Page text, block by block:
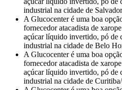
industrial na cidade de
A Glucocenter é uma boa
fornecedor atacadista de
açúcar líquido invertido, pó de
industrial na cidade de Belo
A Glucocenter é uma boa
fornecedor atacadista de
açúcar líquido invertido, pó de
industrial na cidade de